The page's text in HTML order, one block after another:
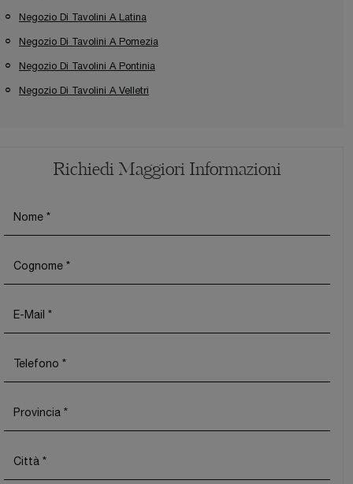
Negozio Di Tavolini A Latina
Negozio Di Tavolini A Pomezia
Negozio Di Tavolini A Pontinia
Negozio Di Tavolini A Velletri
Richiedi Maggiori Informazioni